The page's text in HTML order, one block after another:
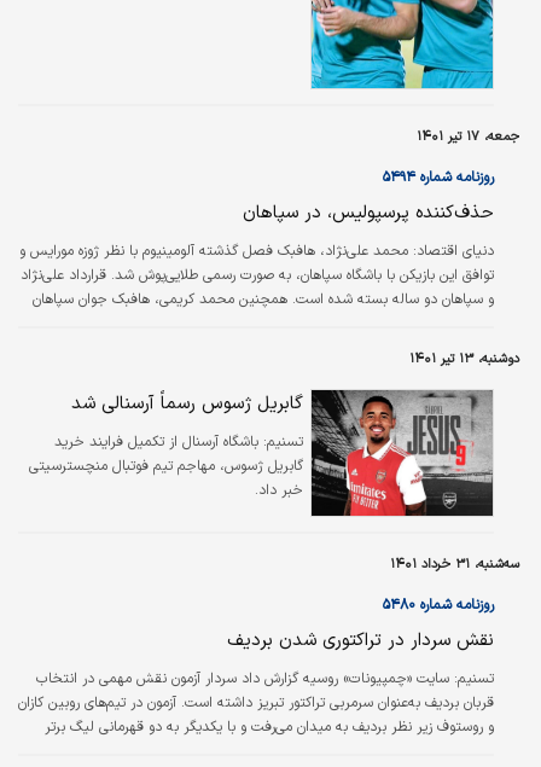
شنیده می‌شود، این است که دژاگه…
جمعه، ۱۷ تیر ۱۴۰۱
روزنامه شماره ۵۴۹۴
حذف‌کننده پرسپولیس، در سپاهان
دنياي اقتصاد: محمد علی‌نژاد، هافبک فصل گذشته آلومینیوم با نظر ژوزه مورایس و
توافق این بازیکن با باشگاه سپاهان، به صورت رسمی طلایی‌پوش شد. قرارداد علی‌نژاد
و سپاهان دو ساله بسته شده است. همچنین محمد کریمی، هافبک جوان سپاهان
محمد دانشگر را از استقلال و میلاد زکی‌پور را از گل‌گهر به خدمت گرفته بودند.
درخشان‌ترین نمایش فصل گذشته علی‌نژاد در جام حذفی برابر پرسپولیس بود که
دو گل ساخت و یک گل زد.
دوشنبه، ۱۳ تیر ۱۴۰۱
گابریل ژسوس رسماً آرسنالی شد
تسنیم: باشگاه آرسنال از تکمیل فرایند خرید
گابریل ژسوس، مهاجم تیم فوتبال منچسترسیتی
خبر داد.
سه‌شنبه، ۳۱ خرداد ۱۴۰۱
روزنامه شماره ۵۴۸۰
نقش سردار در تراکتوری شدن بردیف
تسنیم: سایت «چمپیونات» روسیه گزارش داد سردار آزمون نقش مهمی در انتخاب
قربان بردیف به‌عنوان سرمربی تراکتور تبریز داشته است. آزمون در تیم‌‌های روبین کازان
و روستوف زیر نظر بردیف به میدان می‌‌رفت و با یکدیگر به دو قهرمانی لیگ برتر